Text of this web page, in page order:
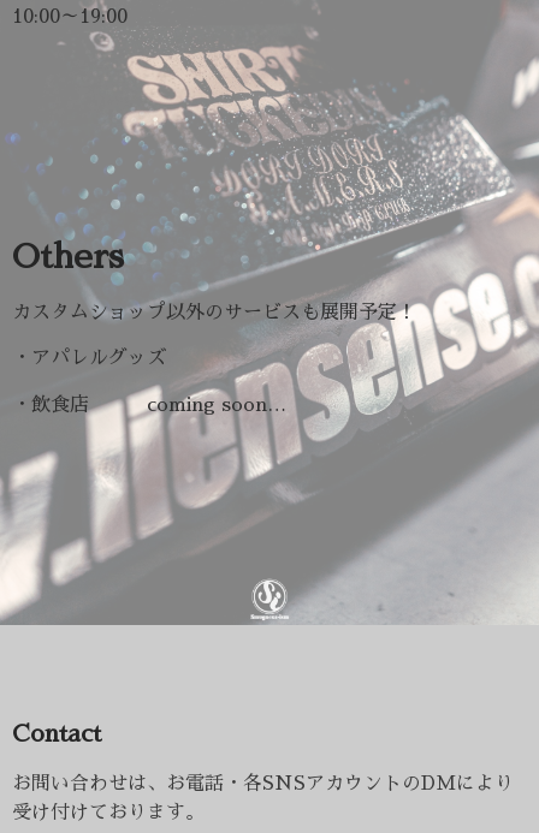
10:00～19:00
Others​
カスタムショップ以外のサービスも展開予定！
・アパレルグッズ
・飲食店 coming soon…
Contact
お問い合わせは、お電話・各SNSアカウントのDMにより
受け付けております。